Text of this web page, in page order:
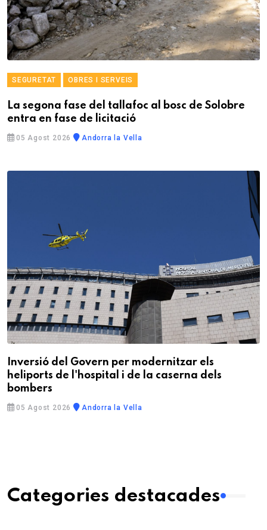
SEGURETAT OBRES I SERVEIS
La segona fase del tallafoc al bosc de Solobre
entra en fase de licitació
05 Agost 2026 Andorra la Vella
Inversió del Govern per modernitzar els
heliports de l'hospital i de la caserna dels
bombers
05 Agost 2026 Andorra la Vella
Categories destacades